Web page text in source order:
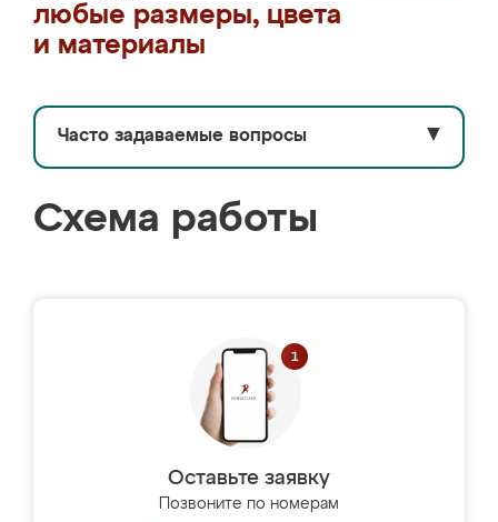
любые размеры, цвета
и материалы
Часто задаваемые вопросы ▼
Схема работы
Оставьте заявку
Позвоните по номерам